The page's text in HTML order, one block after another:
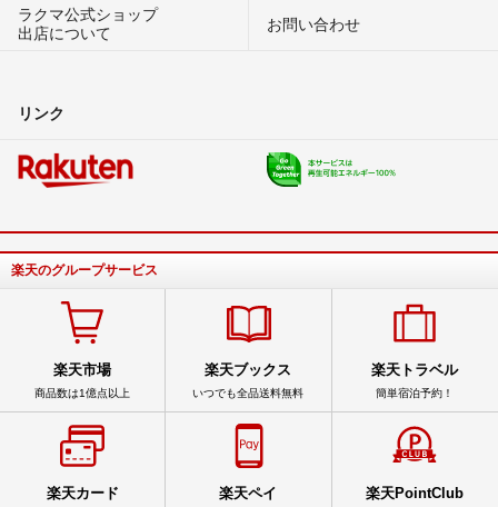
ラクマ公式ショップ
出店について
お問い合わせ
リンク
楽天のグループサービス
楽天市場
商品数は1億点以上
楽天ブックス
いつでも全品送料無料
楽天トラベル
簡単宿泊予約！
楽天カード 楽天ペイ 楽天PointClub